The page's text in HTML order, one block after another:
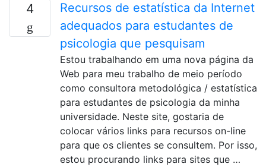
4
Recursos de estatística da Internet
adequados para estudantes de
psicologia que pesquisam
Estou trabalhando em uma nova página da
Web para meu trabalho de meio período
como consultora metodológica / estatística
para estudantes de psicologia da minha
universidade. Neste site, gostaria de
colocar vários links para recursos on-line
para que os clientes se consultem. Por isso,
estou procurando links para sites que …